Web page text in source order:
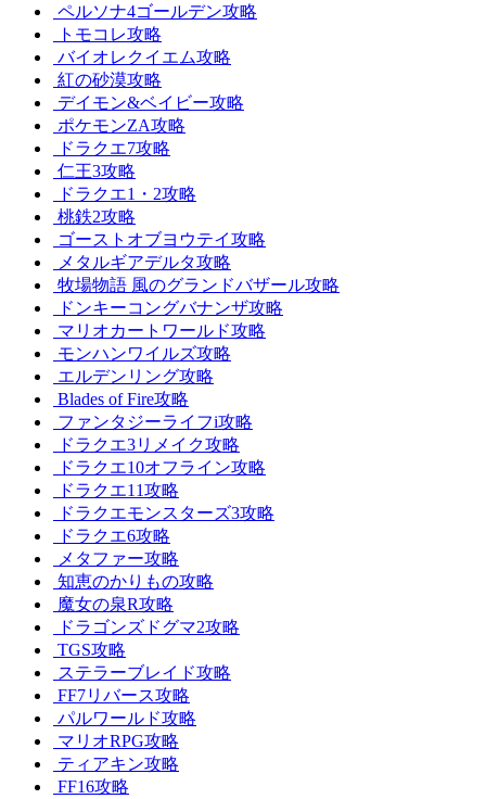
ペルソナ4ゴールデン攻略
トモコレ攻略
バイオレクイエム攻略
紅の砂漠攻略
デイモン&ベイビー攻略
ポケモンZA攻略
ドラクエ7攻略
仁王3攻略
ドラクエ1・2攻略
桃鉄2攻略
ゴーストオブヨウテイ攻略
メタルギアデルタ攻略
牧場物語 風のグランドバザール攻略
ドンキーコングバナンザ攻略
マリオカートワールド攻略
モンハンワイルズ攻略
エルデンリング攻略
Blades of Fire攻略
ファンタジーライフi攻略
ドラクエ3リメイク攻略
ドラクエ10オフライン攻略
ドラクエ11攻略
ドラクエモンスターズ3攻略
ドラクエ6攻略
メタファー攻略
知恵のかりもの攻略
魔女の泉R攻略
ドラゴンズドグマ2攻略
TGS攻略
ステラーブレイド攻略
FF7リバース攻略
パルワールド攻略
マリオRPG攻略
ティアキン攻略
FF16攻略